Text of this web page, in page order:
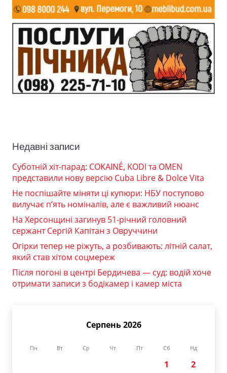
Недавні записи
Суботній хіт-парад: COKAINÉ, KODI та OMEN
представили нову версію Cuba Libre & Dolce Vita
Не поспішайте міняти ці купюри: НБУ поступово
вилучає п’ять номіналів, але є важливий нюанс
На Херсонщині загинув 51-річний головний
сержант Сергій Капітан з Овруччини
Огірки тепер не ріжуть, а розбивають: літній салат,
який став хітом соцмереж
Після погоні в центрі Бердичева — суд: водій хоче
отримати записи з бодікамер і камер міста
Серпень 2026
Пн Вт Ср Чт Пт Сб Нд
1
2